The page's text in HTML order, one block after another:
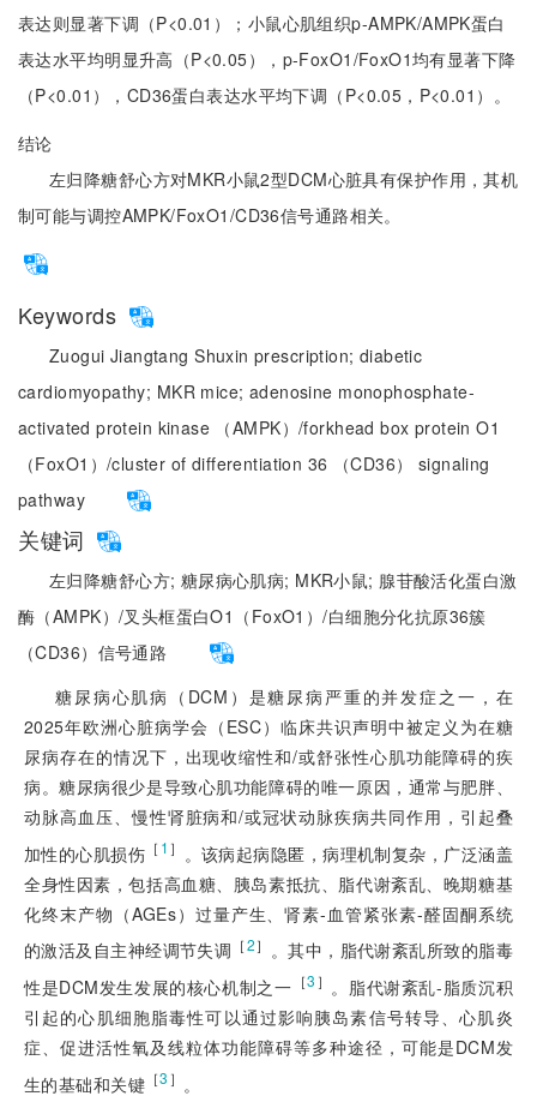
表达则显著下调（P<0.01）；小鼠心肌组织p-AMPK/AMPK蛋白
表达水平均明显升高（P<0.05），p-FoxO1/FoxO1均有显著下降
（P<0.01），CD36蛋白表达水平均下调（P<0.05，P<0.01）。
结论
左归降糖舒心方对MKR小鼠2型DCM心脏具有保护作用，其机
制可能与调控AMPK/FoxO1/CD36信号通路相关。
Keywords
Zuogui Jiangtang Shuxin prescription; diabetic
cardiomyopathy; MKR mice; adenosine monophosphate-
activated protein kinase （AMPK）/forkhead box protein O1
（FoxO1）/cluster of differentiation 36 （CD36） signaling
pathway
关键词
左归降糖舒心方; 糖尿病心肌病; MKR小鼠; 腺苷酸活化蛋白激
酶（AMPK）/叉头框蛋白O1（FoxO1）/白细胞分化抗原36簇
（CD36）信号通路
糖尿病心肌病（DCM）是糖尿病严重的并发症之一，在
2025年欧洲心脏病学会（ESC）临床共识声明中被定义为在糖
尿病存在的情况下，出现收缩性和/或舒张性心肌功能障碍的疾
病。糖尿病很少是导致心肌功能障碍的唯一原因，通常与肥胖、
动脉高血压、慢性肾脏病和/或冠状动脉疾病共同作用，引起叠
加性的心肌损伤 ［ 1 ］
。该病起病隐匿，病理机制复杂，广泛涵盖
全身性因素，包括高血糖、胰岛素抵抗、脂代谢紊乱、晚期糖基
化终末产物（AGEs）过量产生、肾素-血管紧张素-醛固酮系统
的激活及自主神经调节失调 ［2］ 。其中，脂代谢紊乱所致的脂毒
性是DCM发生发展的核心机制之一 ［3 ］ 。脂代谢紊乱-脂质沉积
引起的心肌细胞脂毒性可以通过影响胰岛素信号转导、心肌炎
症、促进活性氧及线粒体功能障碍等多种途径，可能是DCM发
生的基础和关键［3 ］ 。